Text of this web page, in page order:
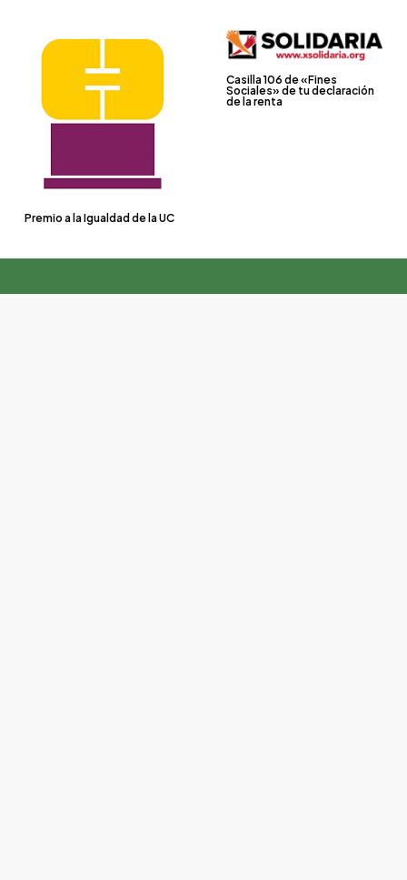
Premio a la Igualdad de la UC
Casilla 106 de «Fines
Sociales» de tu declaración
de la renta